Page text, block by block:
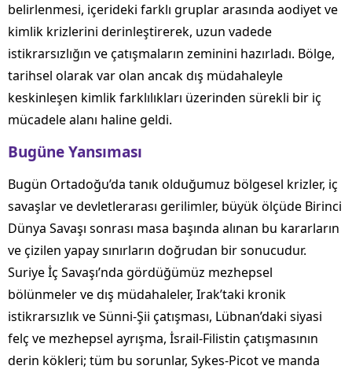
belirlenmesi, içerideki farklı gruplar arasında aodiyet ve
kimlik krizlerini derinleştirerek, uzun vadede
istikrarsızlığın ve çatışmaların zeminini hazırladı. Bölge,
tarihsel olarak var olan ancak dış müdahaleyle
keskinleşen kimlik farklılıkları üzerinden sürekli bir iç
mücadele alanı haline geldi.
Bugüne Yansıması
Bugün Ortadoğu’da tanık olduğumuz bölgesel krizler, iç
savaşlar ve devletlerarası gerilimler, büyük ölçüde Birinci
Dünya Savaşı sonrası masa başında alınan bu kararların
ve çizilen yapay sınırların doğrudan bir sonucudur.
Suriye İç Savaşı’nda gördüğümüz mezhepsel
bölünmeler ve dış müdahaleler, Irak’taki kronik
istikrarsızlık ve Sünni-Şii çatışması, Lübnan’daki siyasi
felç ve mezhepsel ayrışma, İsrail-Filistin çatışmasının
derin kökleri; tüm bu sorunlar, Sykes-Picot ve manda